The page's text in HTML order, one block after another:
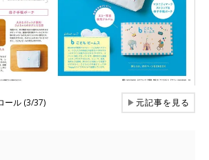
ール (3/37) ▶元記事を見る